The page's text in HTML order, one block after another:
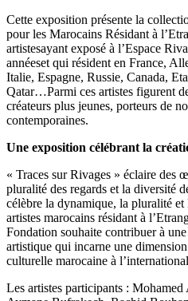
Cette exposition présente la
pour les Marocains Résidant à
artistesayant exposé à l’Espace
annéeset qui résident en France,
Italie, Espagne, Russie, Canada,
Qatar…Parmi ces artistes figurent
créateurs plus jeunes, porteurs de
contemporaines.
Une exposition célébrant la
« Traces sur Rivages » éclaire des
pluralité des regards et la diversité
célèbre la dynamique, la pluralité
artistes marocains résidant à
Fondation souhaite contribuer à
artistique qui incarne une
culturelle marocaine à
Les artistes participants :